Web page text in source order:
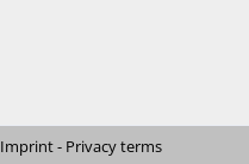
Imprint- Privacy terms